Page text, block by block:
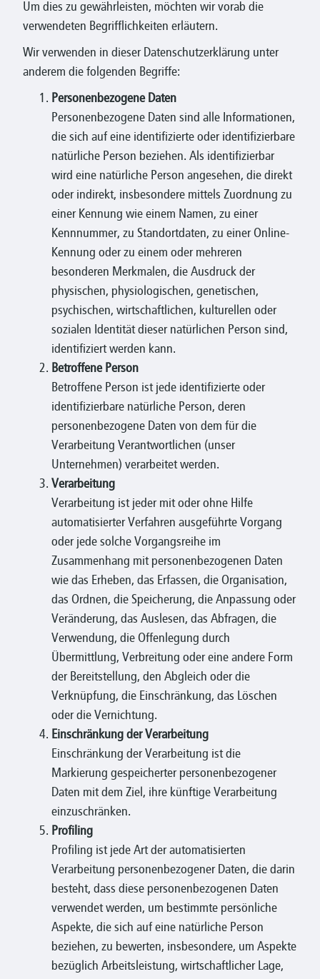
Um dies zu gewährleisten, möchten wir vorab die
verwendeten Begrifflichkeiten erläutern.
Wir verwenden in dieser Datenschutzerklärung unter
anderem die folgenden Begriffe:
Personenbezogene Daten
Personenbezogene Daten sind alle Informationen,
die sich auf eine identifizierte oder identifizierbare
natürliche Person beziehen. Als identifizierbar
wird eine natürliche Person angesehen, die direkt
oder indirekt, insbesondere mittels Zuordnung zu
einer Kennung wie einem Namen, zu einer
Kennnummer, zu Standortdaten, zu einer Online-
Kennung oder zu einem oder mehreren
besonderen Merkmalen, die Ausdruck der
physischen, physiologischen, genetischen,
psychischen, wirtschaftlichen, kulturellen oder
sozialen Identität dieser natürlichen Person sind,
identifiziert werden kann.
Betroffene Person
Betroffene Person ist jede identifizierte oder
identifizierbare natürliche Person, deren
personenbezogene Daten von dem für die
Verarbeitung Verantwortlichen (unser
Unternehmen) verarbeitet werden.
Verarbeitung
Verarbeitung ist jeder mit oder ohne Hilfe
automatisierter Verfahren ausgeführte Vorgang
oder jede solche Vorgangsreihe im
Zusammenhang mit personenbezogenen Daten
wie das Erheben, das Erfassen, die Organisation,
das Ordnen, die Speicherung, die Anpassung oder
Veränderung, das Auslesen, das Abfragen, die
Verwendung, die Offenlegung durch
Übermittlung, Verbreitung oder eine andere Form
der Bereitstellung, den Abgleich oder die
Verknüpfung, die Einschränkung, das Löschen
oder die Vernichtung.
Einschränkung der Verarbeitung
Einschränkung der Verarbeitung ist die
Markierung gespeicherter personenbezogener
Daten mit dem Ziel, ihre künftige Verarbeitung
einzuschränken.
Profiling
Profiling ist jede Art der automatisierten
Verarbeitung personenbezogener Daten, die darin
besteht, dass diese personenbezogenen Daten
verwendet werden, um bestimmte persönliche
Aspekte, die sich auf eine natürliche Person
beziehen, zu bewerten, insbesondere, um Aspekte
bezüglich Arbeitsleistung, wirtschaftlicher Lage,